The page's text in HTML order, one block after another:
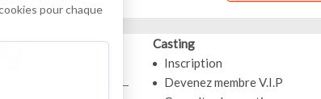
Casting
Inscription
Devenez membre V.I.P
pour chaque